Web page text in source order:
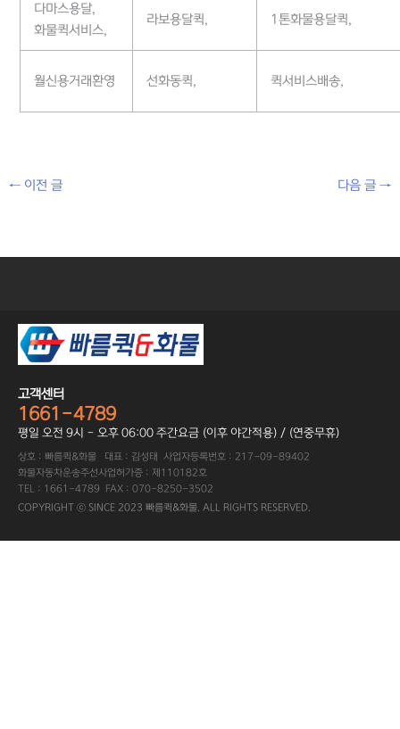
다마스용달,
화물퀵서비스,
라보용달퀵, 1톤화물용달퀵,
월신용거래환영 선화동퀵, 퀵서비스배송,
←이전 글 다음 글→
고객센터
1661-4789
평일 오전 9시 - 오후 06:00 주간요금 (이후 야간적용) / (연중무휴)
상호 : 빠름퀵&화물 대표 : 김성태 사업자등록번호 : 217-09-89402
화물자동차운송주선사업허가증 : 제110182호
TEL : 1661-4789 FAX : 070-8250-3502
COPYRIGHT ⓒ SINCE 2023 빠름퀵&화물. ALL RIGHTS RESERVED.